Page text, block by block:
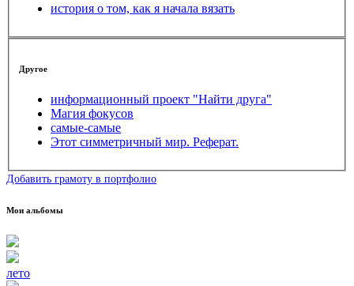
история о том, как я начала вязать
Другое
информационный проект "Найти друга"
Магия фокусов
самые-самые
Этот симметричный мир. Реферат.
Добавить грамоту в портфолио
Мои альбомы
лето